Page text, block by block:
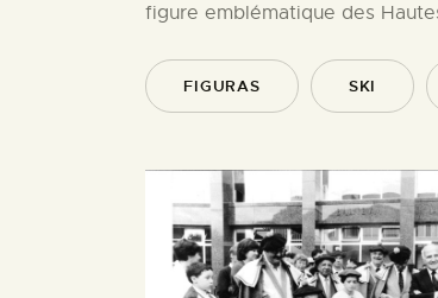
figure emblématique des
FIGURAS SKI